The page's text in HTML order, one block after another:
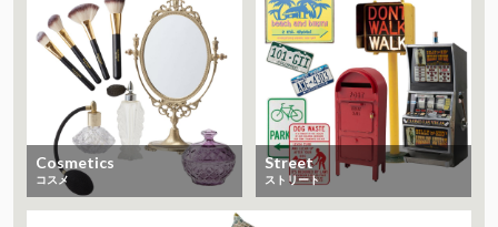
Cosmetics
コスメ
Street
ストリート